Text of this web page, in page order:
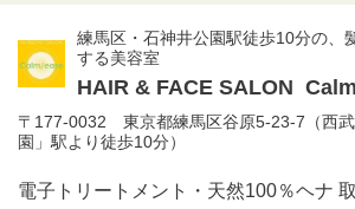
練馬区・石神井公園駅徒歩10分の、
する美容室
HAIR & FACE SALON
〒177-0032 東京都練馬区谷原5-23-7（西
園」駅より徒歩10分）
電子トリートメント・天然100％ヘナ